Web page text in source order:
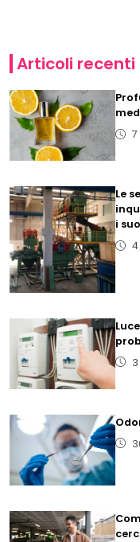
Articoli recenti
Le
i